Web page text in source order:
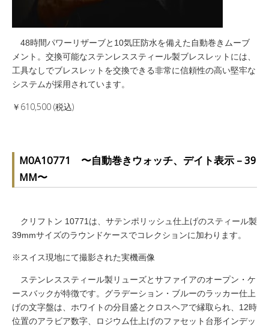
48時間パワーリザーブと10気圧防水を備えた自動巻きムーブ
メント。交換可能なステンレススティール製ブレスレットには、
工具なしでブレスレットを交換できる非常に信頼性の高い堅牢な
システムが採用されています。
￥610,500 (税込)
M0A10771 〜自動巻きウォッチ、デイト表示 – 39
MM〜
クリフトン 10771は、サテンポリッシュ仕上げのスティール製
39mmサイズのラウンドケースでコレクションに加わります。
※スイス現地にて撮影された実機画像
ステンレススティール製リューズとサファイアのオープン・ケ
ースバックが特徴です。グラデーション・ブルーのラッカー仕上
げの文字盤は、ホワイトの分目盛とクロスヘアで縁取られ、12時
位置のアラビア数字、ロジウム仕上げのファセット台形インデッ